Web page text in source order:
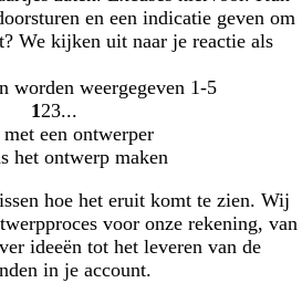
en een indicatie geven om
We kijken uit naar je reactie als
worden weergegeven 1-5
Naar
pagina
1 Naar
pagina
2 Naar
pagina
3
een ontwerper
het ontwerp maken
hoe het eruit komt te zien. Wij
voor onze rekening, van
ideeën tot het leveren van de
in je account.